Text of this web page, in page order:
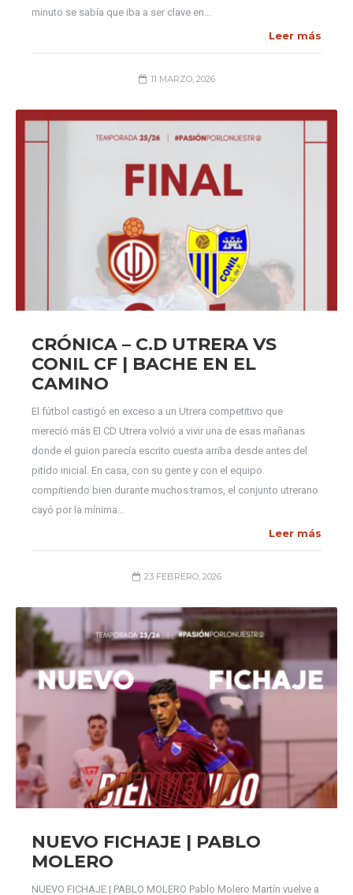
minuto se sabía que iba a ser clave en…
Leer más
11 MARZO, 2026
CRÓNICA – C.D UTRERA VS
CONIL CF | BACHE EN EL
CAMINO
El fútbol castigó en exceso a un Utrera competitivo que
mereció más El CD Utrera volvió a vivir una de esas mañanas
donde el guion parecía escrito cuesta arriba desde antes del
pitido inicial. En casa, con su gente y con el equipo
compitiendo bien durante muchos tramos, el conjunto utrerano
cayó por la mínima…
Leer más
23 FEBRERO, 2026
NUEVO FICHAJE | PABLO
MOLERO
NUEVO FICHAJE | PABLO MOLERO Pablo Molero Martín vuelve a